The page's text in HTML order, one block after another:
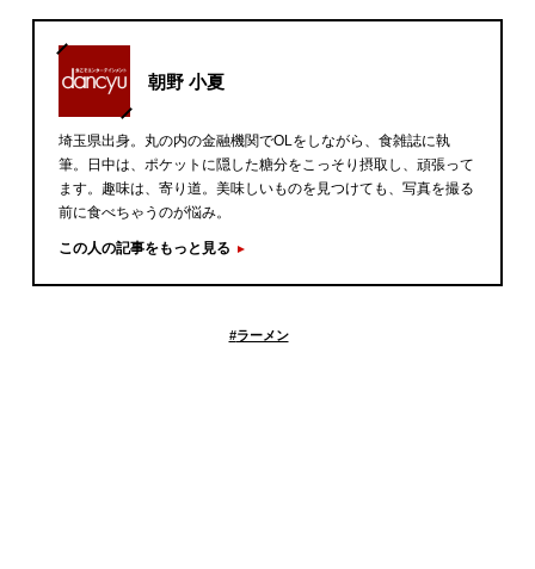
朝野 小夏
埼玉県出身。丸の内の金融機関でOLをしながら、食雑誌に執
筆。日中は、ポケットに隠した糖分をこっそり摂取し、頑張って
ます。趣味は、寄り道。美味しいものを見つけても、写真を撮る
前に食べちゃうのが悩み。
この人の記事をもっと見る
#ラーメン